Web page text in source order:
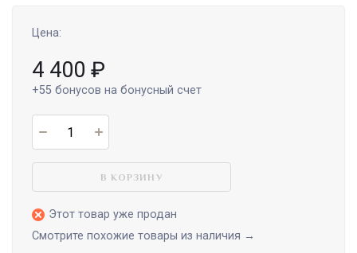
Цена:
4 400 ₽
+55 бонусов на бонусный счет
В КОРЗИНУ
Этот товар уже продан
Смотрите похожие товары из наличия →